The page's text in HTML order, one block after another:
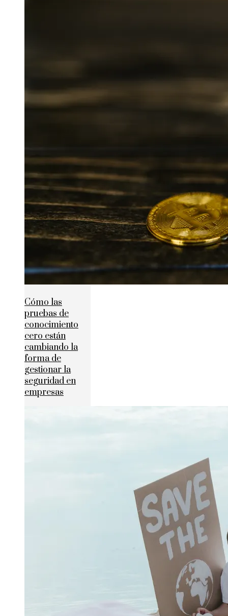
Cómo las
pruebas de
conocimiento
cero están
cambiando la
forma de
gestionar la
seguridad en
empresas